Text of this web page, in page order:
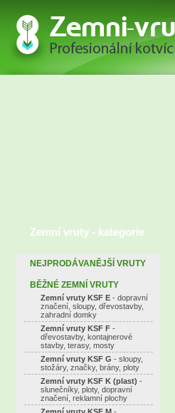
Zemní vruty - kategorie
NEJPRODÁVANĚJŠÍ VRUTY
BĚŽNÉ ZEMNÍ VRUTY
Zemní vruty KSF E - dopravní
značení, sloupy, dřevostavby,
zahradní domky
Zemní vruty KSF F -
dřevostavby, kontajnerové
stavby, terasy, mosty
Zemní vruty KSF G - sloupy,
stožáry, značky, brány, ploty
Zemní vruty KSF K (plast) -
slunečníky, ploty, dopravní
značení, reklamní plochy